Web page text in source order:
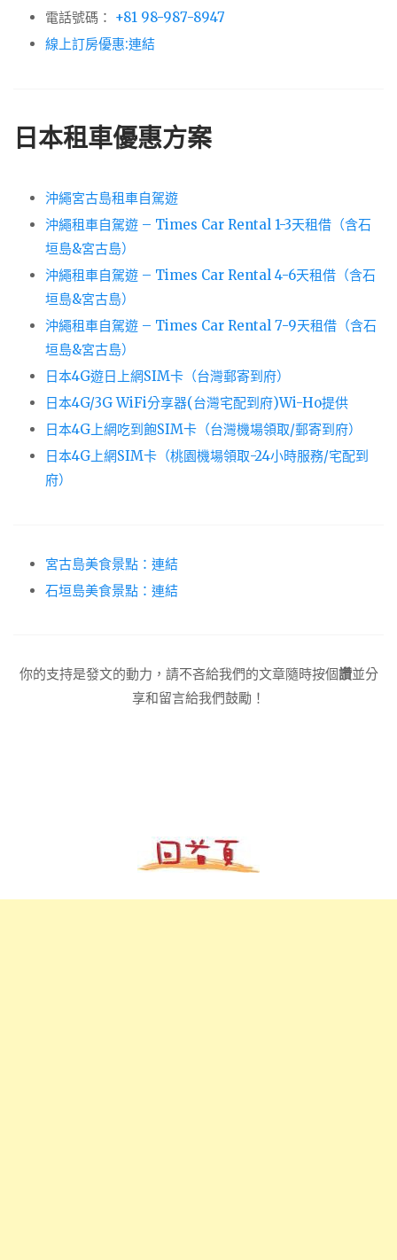
電話號碼： +81 98-987-8947
線上訂房優惠:連結
日本租車優惠方案
沖繩宮古島租車自駕遊
沖繩租車自駕遊 – Times Car Rental 1-3天租借（含石
垣島&宮古島）
沖繩租車自駕遊 – Times Car Rental 4-6天租借（含石
垣島&宮古島）
沖繩租車自駕遊 – Times Car Rental 7-9天租借（含石
垣島&宮古島）
日本4G遊日上網SIM卡（台灣郵寄到府）
日本4G/3G WiFi分享器(台灣宅配到府)Wi-Ho提供
日本4G上網吃到飽SIM卡（台灣機場領取/郵寄到府）
日本4G上網SIM卡（桃園機場領取-24小時服務/宅配到
府）
宮古島美食景點：連結
石垣島美食景點：連結
你的支持是發文的動力，請不吝給我們的文章隨時按個讚並分
享和留言給我們鼓勵！